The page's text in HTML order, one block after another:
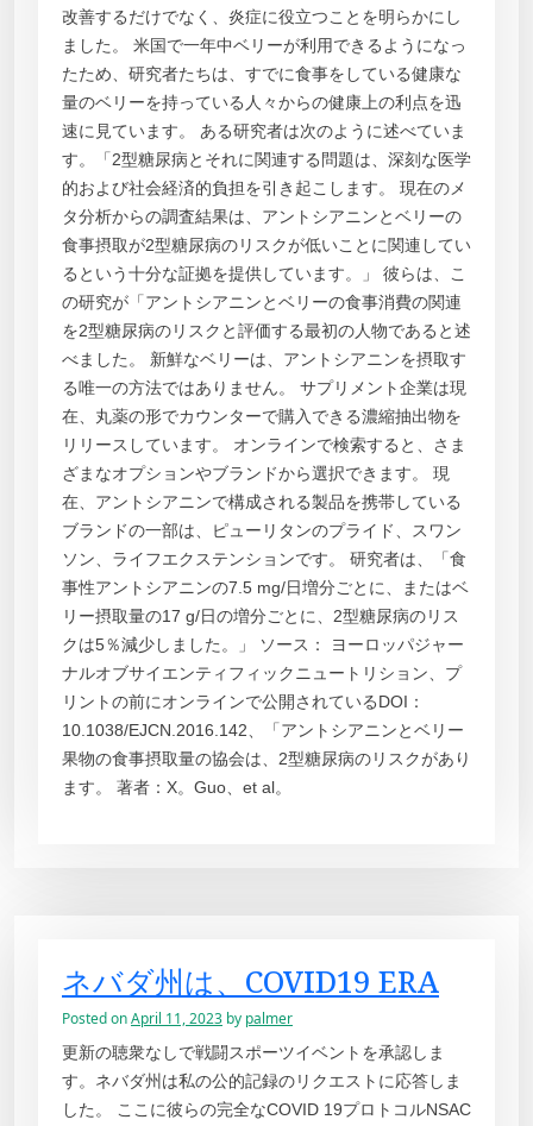
改善するだけでなく、炎症に役立つことを明らかにし
ました。 米国で一年中ベリーが利用できるようになっ
たため、研究者たちは、すでに食事をしている健康な
量のベリーを持っている人々からの健康上の利点を迅
速に見ています。 ある研究者は次のように述べていま
す。「2型糖尿病とそれに関連する問題は、深刻な医学
的および社会経済的負担を引き起こします。 現在のメ
タ分析からの調査結果は、アントシアニンとベリーの
食事摂取が2型糖尿病のリスクが低いことに関連してい
るという十分な証拠を提供しています。」 彼らは、こ
の研究が「アントシアニンとベリーの食事消費の関連
を2型糖尿病のリスクと評価する最初の人物であると述
べました。 新鮮なベリーは、アントシアニンを摂取す
る唯一の方法ではありません。 サプリメント企業は現
在、丸薬の形でカウンターで購入できる濃縮抽出物を
リリースしています。 オンラインで検索すると、さま
ざまなオプションやブランドから選択できます。 現
在、アントシアニンで構成される製品を携帯している
ブランドの一部は、ピューリタンのプライド、スワン
ソン、ライフエクステンションです。 研究者は、「食
事性アントシアニンの7.5 mg/日増分ごとに、またはベ
リー摂取量の17 g/日の増分ごとに、2型糖尿病のリス
クは5％減少しました。」 ソース： ヨーロッパジャー
ナルオブサイエンティフィックニュートリション、プ
リントの前にオンラインで公開されているDOI：
10.1038/EJCN.2016.142、「アントシアニンとベリー
果物の食事摂取量の協会は、2型糖尿病のリスクがあり
ます。 著者：X。Guo、et al。
ネバダ州は、COVID19 ERA
Posted onApril 11, 2023 by palmer
更新の聴衆なしで戦闘スポーツイベントを承認しま
す。ネバダ州は私の公的記録のリクエストに応答しま
した。 ここに彼らの完全なCOVID 19プロトコルNSAC